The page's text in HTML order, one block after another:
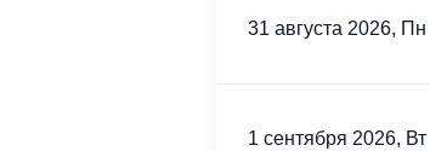
31 августа 2026, Пн
1 сентября 2026, Вт